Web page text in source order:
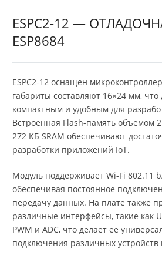
ESPC2-12 —
ESP8684
ESPC2-12 оснащен
габариты составляют 16×24 мм, что
компактным и удобным для
Встроенная Flash-память объемом
272 КБ SRAM обеспечивают
разработки приложений IoT.
Модуль поддерживает Wi-Fi 802.11
обеспечивая постоянное
передачу данных. На плате также
различные интерфейсы, такие как
PWM и ADC, что делает ее
подключения различных устройств